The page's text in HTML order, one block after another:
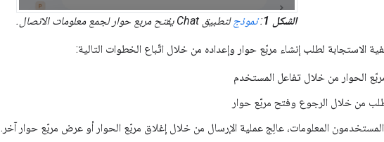
الشكل 1 :نموذجلتطبيق Chat يفتح مربع حوار لجمع معلومات الاتصال.
الاستجابة لطلب إنشاء مربّع حوار وإعداده من خلال اتّباع الخطوات التالية:
الحوار من خلال تفاعل المستخدم
من خلال الرجوع وفتح مربّع حوار
المستخدمون المعلومات، عالِج عملية الإرسال من خلال إغلاق مربّع الحوار أو عرض مربّع حوار آخر.